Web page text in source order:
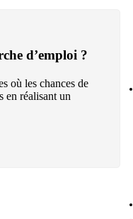
d’emploi ?
où les chances de
en réalisant un